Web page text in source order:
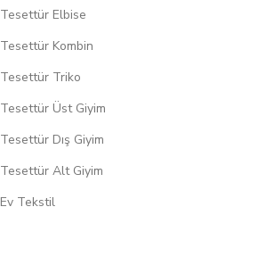
Tesettür Elbise
Tesettür Kombin
Tesettür Triko
Tesettür Üst Giyim
Tesettür Dış Giyim
Tesettür Alt Giyim
Ev Tekstil